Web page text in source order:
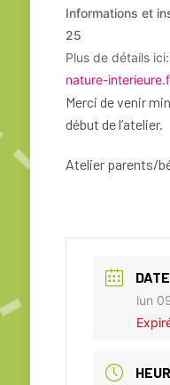
Informations et
25
Plus de détails ici:
nature-
Merci de venir
début de l’atelier.
Atelier parents/
DATE
lun